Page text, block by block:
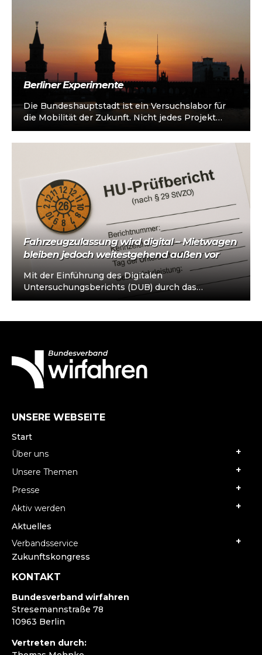
Berliner Experimente
Die Bundeshauptstadt ist ein Versuchslabor für
die Mobilität der Zukunft. Nicht jedes Projekt
eignet sich zur Nachahmung. Aber lernen kann…
Fahrzeugzulassung wird digital – Mietwagen
bleiben jedoch weitestgehend außen vor
Mit der Einführung des Digitalen
Untersuchungsberichts (DUB) durch das
Kraftfahrt-Bundesamt und der Möglichkeit, den
mitzuführen,…
UNSERE WEBSEITE
Start
Über uns
Unsere Themen
Presse
Aktiv werden
Aktuelles
Verbandsservice
Zukunftskongress
KONTAKT
Bundesverband wirfahren
Stresemannstraße 78
10963 Berlin
Vertreten durch: